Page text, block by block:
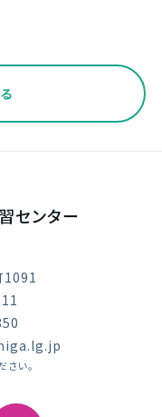
センター
1091
い。